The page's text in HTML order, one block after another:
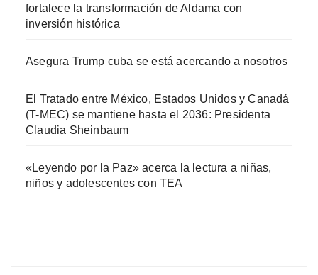
fortalece la transformación de Aldama con
inversión histórica
Asegura Trump cuba se está acercando a nosotros
El Tratado entre México, Estados Unidos y Canadá
(T-MEC) se mantiene hasta el 2036: Presidenta
Claudia Sheinbaum
«Leyendo por la Paz» acerca la lectura a niñas,
niños y adolescentes con TEA